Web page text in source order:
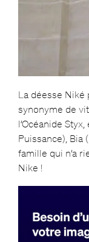
La déesse Niké
synonyme de
l’Océanide
Puissance), Bia
famille qui n’a
Nike !